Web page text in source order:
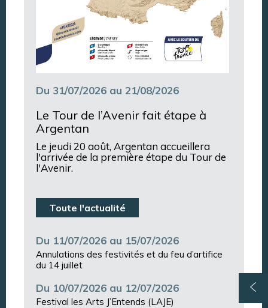
Du 31/07/2026 au 21/08/2026
Le Tour de l’Avenir fait étape à
Argentan
Le jeudi 20 août, Argentan accueillera
l'arrivée de la première étape du Tour de
l'Avenir.
Toute l'actualité
Du 11/07/2026 au 15/07/2026
Annulations des festivités et du feu d’artifice
du 14 juillet
Du 10/07/2026 au 12/07/2026
Festival les Arts J’Entends (LAJE)